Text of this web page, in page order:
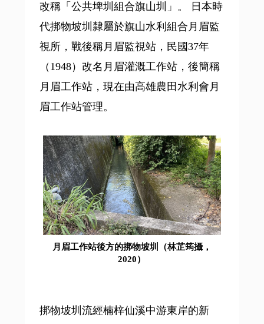
改稱「公共埤圳組合旗山圳」。 日本時
代挷物坡圳隸屬於旗山水利組合月眉監
視所，戰後稱月眉監視站，民國37年
（1948）改名月眉灌溉工作站，後簡稱
月眉工作站，現在由高雄農田水利會月
眉工作站管理。
月眉工作站後方的挷物坡圳（林芷筠攝，
2020）
挷物坡圳流經楠梓仙溪中游東岸的新